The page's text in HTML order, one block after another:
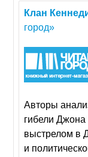
Клан
город»
Авторы
гибели Джона
выстрелом в
и